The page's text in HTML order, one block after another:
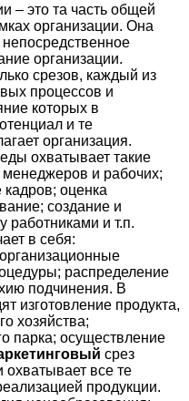
– это та часть общей
организации. Она
организации.
срезов, каждый из
процессов и
которых в
и те
организация.
охватывает такие
и рабочих;
оценка
создание и
и т.п.
в себя:
распределение
подчинения. В
изготовление продукта,
хозяйства;
парка; осуществление
срез
охватывает все те
продукции.